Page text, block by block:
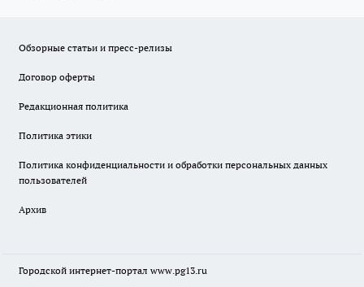
Обзорные статьи и пресс-релизы
Договор оферты
Редакционная политика
Политика этики
Политика конфиденциальности и обработки персональных данных
пользователей
Архив
Городской интернет-портал www.pg13.ru